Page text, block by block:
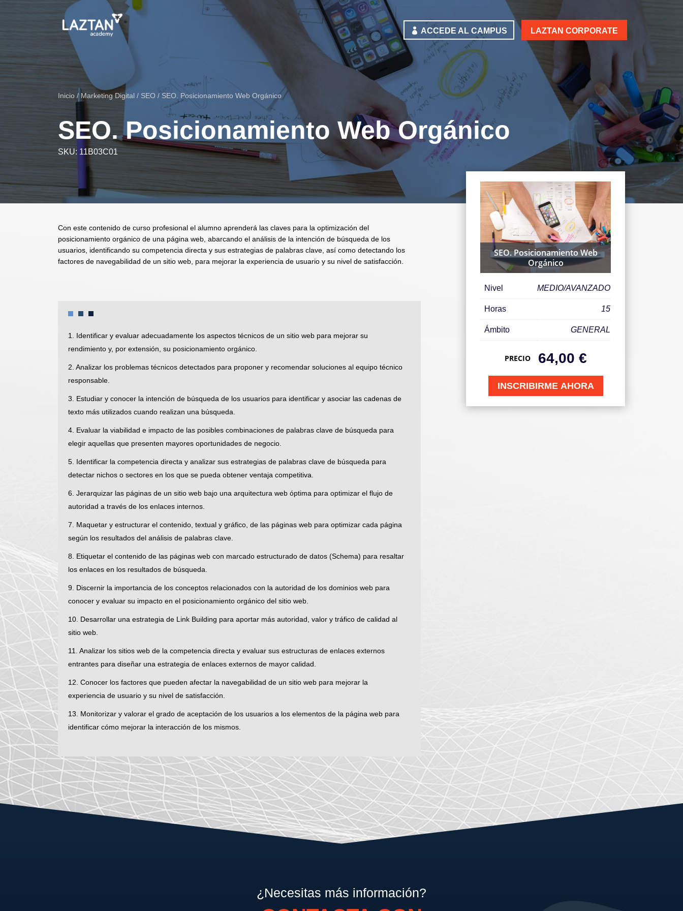
ACCEDE AL CAMPUS LAZTAN CORPORATE
Inicio / Marketing Digital / SEO / SEO. Posicionamiento Web Orgánico
SEO. Posicionamiento Web Orgánico
SKU: 11B03C01
Con este contenido de curso profesional el alumno aprenderá las claves para la optimización del
posicionamiento orgánico de una página web, abarcando el análisis de la intención de búsqueda de los
usuarios, identificando su competencia directa y sus estrategias de palabras clave, así como detectando los
factores de navegabilidad de un sitio web, para mejorar la experiencia de usuario y su nivel de satisfacción.
1. Identificar y evaluar adecuadamente los aspectos técnicos de un sitio web para mejorar su
rendimiento y, por extensión, su posicionamiento orgánico.
2. Analizar los problemas técnicos detectados para proponer y recomendar soluciones al equipo técnico
responsable.
3. Estudiar y conocer la intención de búsqueda de los usuarios para identificar y asociar las cadenas de
texto más utilizados cuando realizan una búsqueda.
4. Evaluar la viabilidad e impacto de las posibles combinaciones de palabras clave de búsqueda para
elegir aquellas que presenten mayores oportunidades de negocio.
5. Identificar la competencia directa y analizar sus estrategias de palabras clave de búsqueda para
detectar nichos o sectores en los que se pueda obtener ventaja competitiva.
6. Jerarquizar las páginas de un sitio web bajo una arquitectura web óptima para optimizar el flujo de
autoridad a través de los enlaces internos.
7. Maquetar y estructurar el contenido, textual y gráfico, de las páginas web para optimizar cada página
según los resultados del análisis de palabras clave.
8. Etiquetar el contenido de las páginas web con marcado estructurado de datos (Schema) para resaltar
los enlaces en los resultados de búsqueda.
9. Discernir la importancia de los conceptos relacionados con la autoridad de los dominios web para
conocer y evaluar su impacto en el posicionamiento orgánico del sitio web.
10. Desarrollar una estrategia de Link Building para aportar más autoridad, valor y tráfico de calidad al
sitio web.
11. Analizar los sitios web de la competencia directa y evaluar sus estructuras de enlaces externos
entrantes para diseñar una estrategia de enlaces externos de mayor calidad.
12. Conocer los factores que pueden afectar la navegabilidad de un sitio web para mejorar la
experiencia de usuario y su nivel de satisfacción.
13. Monitorizar y valorar el grado de aceptación de los usuarios a los elementos de la página web para
identificar cómo mejorar la interacción de los mismos.
SEO. Posicionamiento Web
Orgánico
Nivel MEDIO/AVANZADO
Horas 15
Ámbito GENERAL
PRECIO 64,00 €
INSCRIBIRME AHORA
¿Necesitas más información?